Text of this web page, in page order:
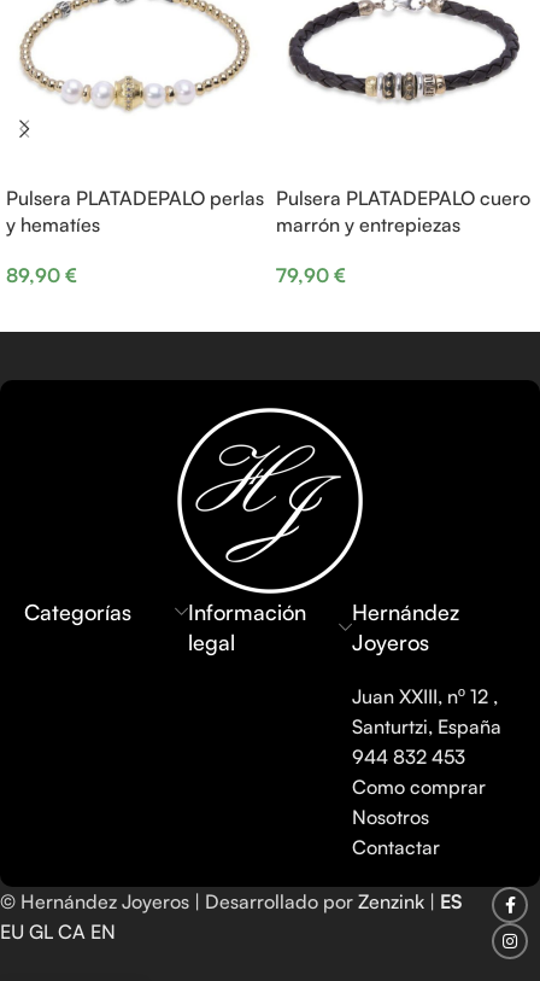
Pulsera PLATADEPALO perlas
y hematíes
89,90 €
Pulsera PLATADEPALO cuero
marrón y entrepiezas
79,90 €
Categorías
Información
legal
Hernández
Joyeros
Juan XXIII, nº 12 ,
Santurtzi, España
944 832 453
Como comprar
Nosotros
Contactar
© Hernández Joyeros | Desarrollado por Zenzink | ES
EU GL CA EN